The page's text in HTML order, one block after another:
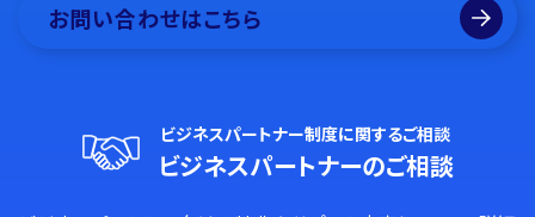
お問い合わせはこちら
ビジネスパートナー制度に関するご相談
ビジネスパートナーのご相談